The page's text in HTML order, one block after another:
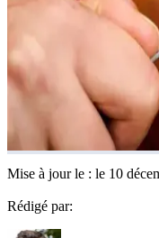
Mise à jour le : le 10
Rédigé par: